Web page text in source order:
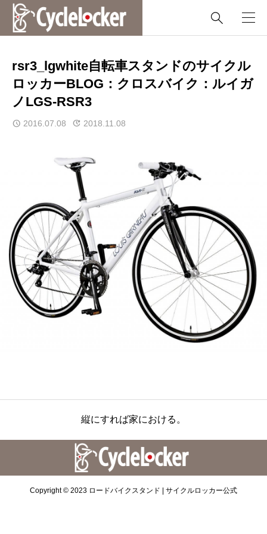

rsr3_lgwhite自転車スタンドのサイクル
ロッカーBLOG：クロスバイク：ルイガ
ノLGS-RSR3
2016.07.08 2018.11.08
縦にすれば家における。
Copyright © 2023 ロードバイクスタンド | サイクルロッカー公式